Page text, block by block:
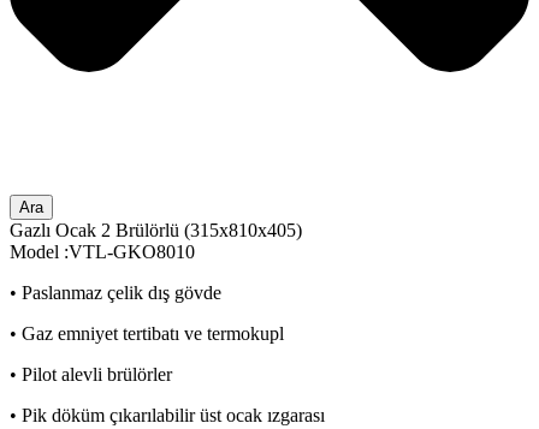
Ara
Gazlı Ocak 2 Brülörlü (315x810x405)
Model :VTL-GKO8010
• Paslanmaz çelik dış gövde
• Gaz emniyet tertibatı ve termokupl
• Pilot alevli brülörler
• Pik döküm çıkarılabilir üst ocak ızgarası